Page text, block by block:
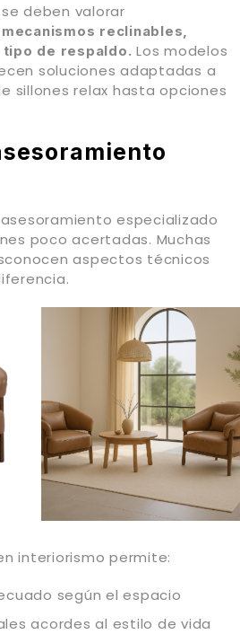
deben valorar
mecanismos reclinables,
tipo de respaldo. Los modelos
soluciones adaptadas a
sillones relax hasta opciones
especializado
poco acertadas. Muchas
aspectos técnicos
interiorismo permite:
según el espacio
acordes al estilo de vida